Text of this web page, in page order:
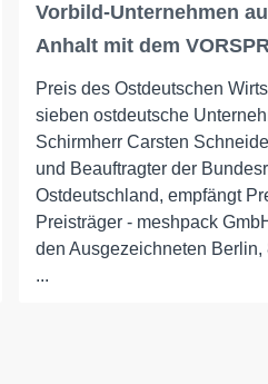
Vorbild-Unternehmen
Anhalt mit dem
Preis des Ostdeutschen
sieben ostdeutsche
Schirmherr Carsten
und Beauftragter der
Ostdeutschland, empfängt
Preisträger - meshpack
den Ausgezeichneten Berlin,
...